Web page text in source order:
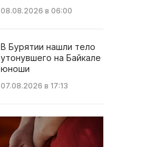
08.08.2026 в 06:00
В Бурятии нашли тело
утонувшего на Байкале
юноши
07.08.2026 в 17:13